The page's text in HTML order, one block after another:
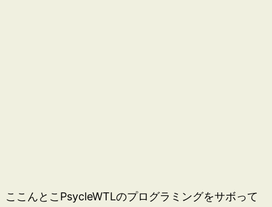
ここんとこPsycleWTLのプログラミングをサボって